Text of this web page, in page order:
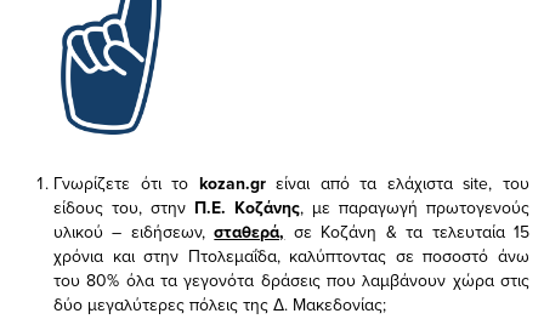
Γνωρίζετε ότι το kozan.gr είναι από τα ελάχισταsite, του
είδους του, στην Π.Ε. Κοζάνης, με παραγωγή πρωτογενούς
υλικού – ειδήσεων,σταθερά, σε Κοζάνη & τα τελευταία 15
χρόνια και στην Πτολεμαΐδα, καλύπτοντας σε ποσοστό άνω
του 80% όλα τα γεγονότα δράσεις που λαμβάνουν χώρα στις
δύο μεγαλύτερες πόλεις της Δ. Μακεδονίας;